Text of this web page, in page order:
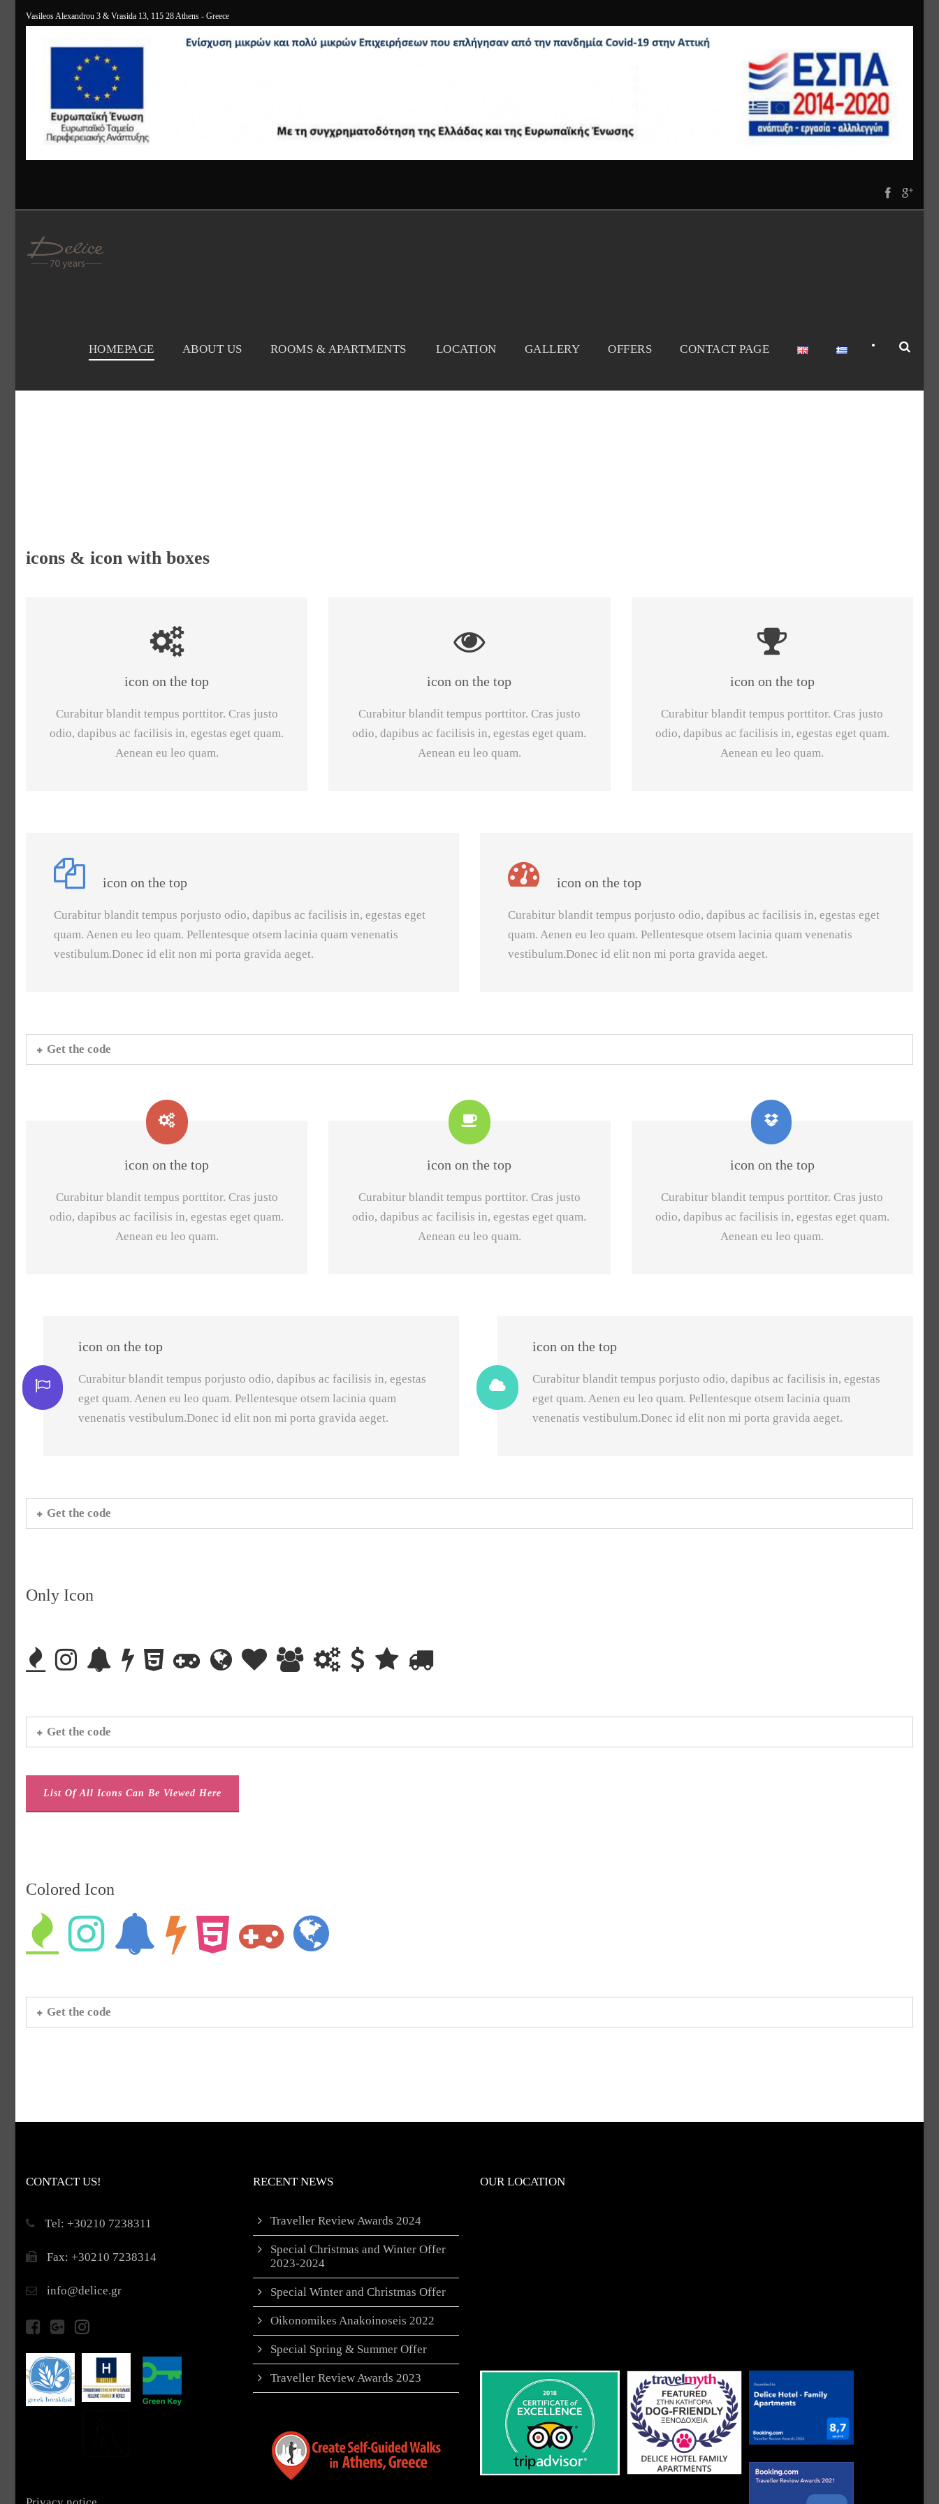
Vasileos Alexandrou 3 & Vrasida 13, 115 28 Athens - Greece
HOMEPAGE ABOUT US ROOMS & APARTMENTS LOCATION GALLERY OFFERS CONTACT PAGE •
icons & icon with boxes
icon on the top
Curabitur blandit tempus porttitor. Cras justo
odio, dapibus ac facilisis in, egestas eget quam.
Aenean eu leo quam.
icon on the top
Curabitur blandit tempus porttitor. Cras justo
odio, dapibus ac facilisis in, egestas eget quam.
Aenean eu leo quam.
icon on the top
Curabitur blandit tempus porttitor. Cras justo
odio, dapibus ac facilisis in, egestas eget quam.
Aenean eu leo quam.
icon on the top
Curabitur blandit tempus porjusto odio, dapibus ac facilisis in, egestas eget
quam. Aenen eu leo quam. Pellentesque otsem lacinia quam venenatis
vestibulum.Donec id elit non mi porta gravida aeget.
icon on the top
Curabitur blandit tempus porjusto odio, dapibus ac facilisis in, egestas eget
quam. Aenen eu leo quam. Pellentesque otsem lacinia quam venenatis
vestibulum.Donec id elit non mi porta gravida aeget.
Get the code
icon on the top
Curabitur blandit tempus porttitor. Cras justo
odio, dapibus ac facilisis in, egestas eget quam.
Aenean eu leo quam.
icon on the top
Curabitur blandit tempus porttitor. Cras justo
odio, dapibus ac facilisis in, egestas eget quam.
Aenean eu leo quam.
icon on the top
Curabitur blandit tempus porttitor. Cras justo
odio, dapibus ac facilisis in, egestas eget quam.
Aenean eu leo quam.
icon on the top
Curabitur blandit tempus porjusto odio, dapibus ac facilisis in, egestas
eget quam. Aenen eu leo quam. Pellentesque otsem lacinia quam
venenatis vestibulum.Donec id elit non mi porta gravida aeget.
icon on the top
Curabitur blandit tempus porjusto odio, dapibus ac facilisis in, egestas
eget quam. Aenen eu leo quam. Pellentesque otsem lacinia quam
venenatis vestibulum.Donec id elit non mi porta gravida aeget.
Get the code
Only Icon
Get the code
List Of All Icons Can Be Viewed Here
Colored Icon
Get the code
CONTACT US!
Τel: +30210 7238311
Fax: +30210 7238314
info@delice.gr
RECENT NEWS
Traveller Review Awards 2024
Special Christmas and Winter Offer
2023-2024
Special Winter and Christmas Offer
Oikonomikes Anakoinoseis 2022
Special Spring & Summer Offer
Traveller Review Awards 2023
OUR LOCATION